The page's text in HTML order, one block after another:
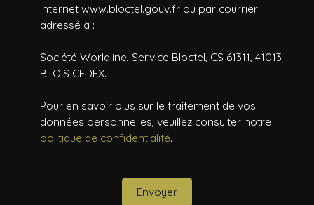
Internet www.bloctel.gouv.fr ou par courrier
adressé à :
Société Worldline, Service Bloctel, CS 61311, 41013
BLOIS CEDEX.
Pour en savoir plus sur le traitement de vos
données personnelles, veuillez consulter notre
politique de confidentialité.
Envoyer